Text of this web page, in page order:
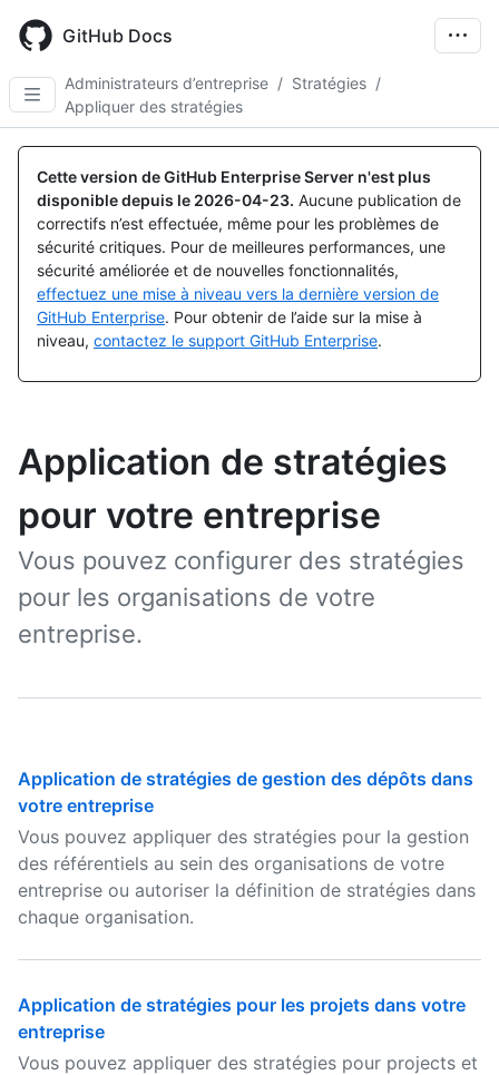
main
content
GitHub Docs
Administrateurs d’entreprise / Stratégies /
Appliquer des stratégies
Cette version de GitHub Enterprise Server n'est plus
disponible depuis le 2026-04-23. Aucune publication de
correctifs n’est effectuée, même pour les problèmes de
sécurité critiques. Pour de meilleures performances, une
sécurité améliorée et de nouvelles fonctionnalités,
effectuez une mise à niveau vers la dernière version de
GitHub Enterprise. Pour obtenir de l’aide sur la mise à
niveau, contactez le support GitHub Enterprise.
Application de stratégies
pour votre entreprise
Vous pouvez configurer des stratégies
pour les organisations de votre
entreprise.
Application de stratégies de gestion des dépôts dans
votre entreprise
Vous pouvez appliquer des stratégies pour la gestion
des référentiels au sein des organisations de votre
entreprise ou autoriser la définition de stratégies dans
chaque organisation.
Application de stratégies pour les projets dans votre
entreprise
Vous pouvez appliquer des stratégies pour projects et